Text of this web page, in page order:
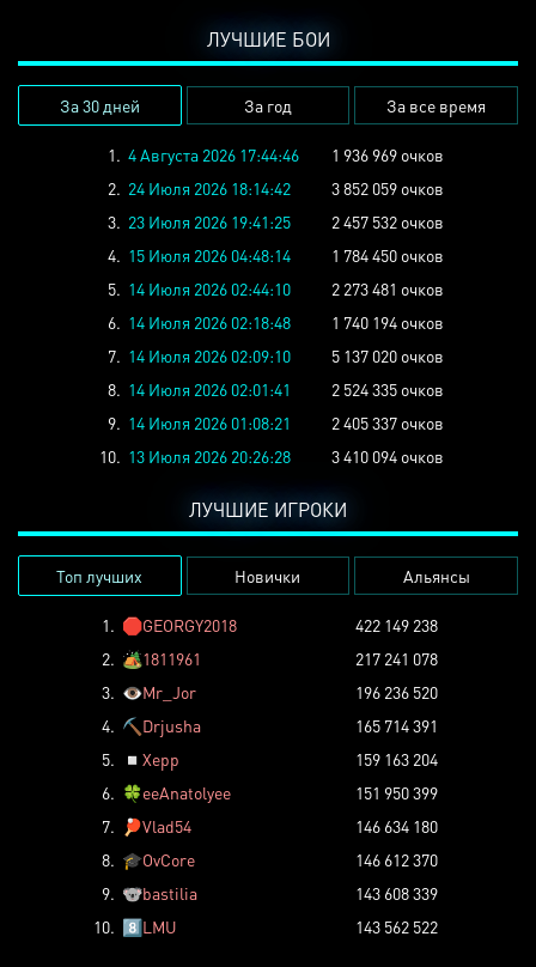
ЛУЧШИЕ БОИ
За 30 дней За год За все время
1. 4 Августа 2026 17:44:46
1 936 969 очков
2. 24 Июля 2026 18:14:42
3 852 059 очков
3. 23 Июля 2026 19:41:25
2 457 532 очков
4. 15 Июля 2026 04:48:14
1 784 450 очков
5. 14 Июля 2026 02:44:10
2 273 481 очков
6. 14 Июля 2026 02:18:48
1 740 194 очков
7. 14 Июля 2026 02:09:10
5 137 020 очков
8. 14 Июля 2026 02:01:41
2 524 335 очков
9. 14 Июля 2026 01:08:21
2 405 337 очков
10. 13 Июля 2026 20:26:28 3 410 094 очков
ЛУЧШИЕ ИГРОКИ
Топ лучших Новички Альянсы
1. 🛑GEORGY2018
422 149 238
2. 🏕️1811961
217 241 078
3. 👁️Mr_Jor
196 236 520
4. ⛏️ Drjusha
165 714 391
5.
◽ Xepp
159 163 204
6. 🍀eeAnatolyee
151 950 399
7.
🏓Vlad54
146 634 180
8. 🎓OvCore
146 612 370
9. 🐨bastilia
143 608 339
10. 8️⃣LMU 143 562 522